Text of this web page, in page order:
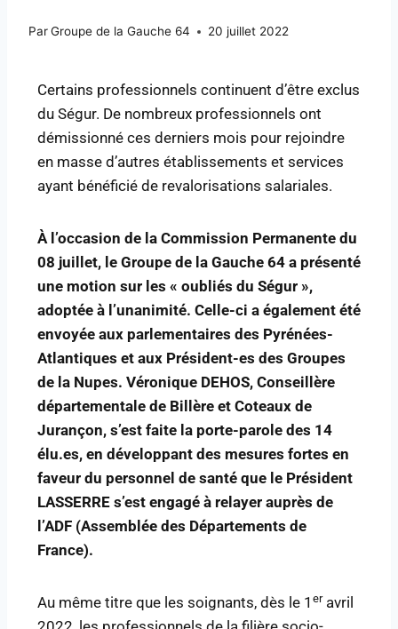
ParGroupe de la Gauche 64 20 juillet 2022
Certains professionnels continuent d’être exclus
du Ségur. De nombreux professionnels ont
démissionné ces derniers mois pour rejoindre
en masse d’autres établissements et services
ayant bénéficié de revalorisations salariales.
À l’occasion de la Commission Permanente du
08 juillet, le Groupe de la Gauche 64 a présenté
une motion sur les « oubliés du Ségur »,
adoptée à l’unanimité. Celle-ci a également été
envoyée aux parlementaires des Pyrénées-
Atlantiques et aux Président-es des Groupes
de la Nupes. Véronique DEHOS, Conseillère
départementale de Billère et Coteaux de
Jurançon, s’est faite la porte-parole des 14
élu.es, en développant des mesures fortes en
faveur du personnel de santé que le Président
LASSERRE s’est engagé à relayer auprès de
l’ADF (Assemblée des Départements de
France).
Au même titre que les soignants, dès le 1 eravril